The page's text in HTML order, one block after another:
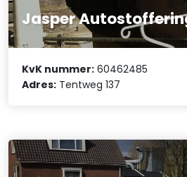
Jasper
KvK nummer: 60462485
Adres: Tentweg 137